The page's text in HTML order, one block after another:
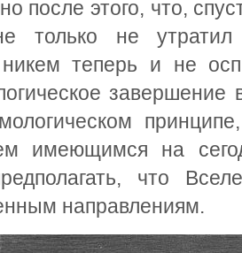
после этого, что,
только не
теперь и не
имеющимся на
что
направлениям.